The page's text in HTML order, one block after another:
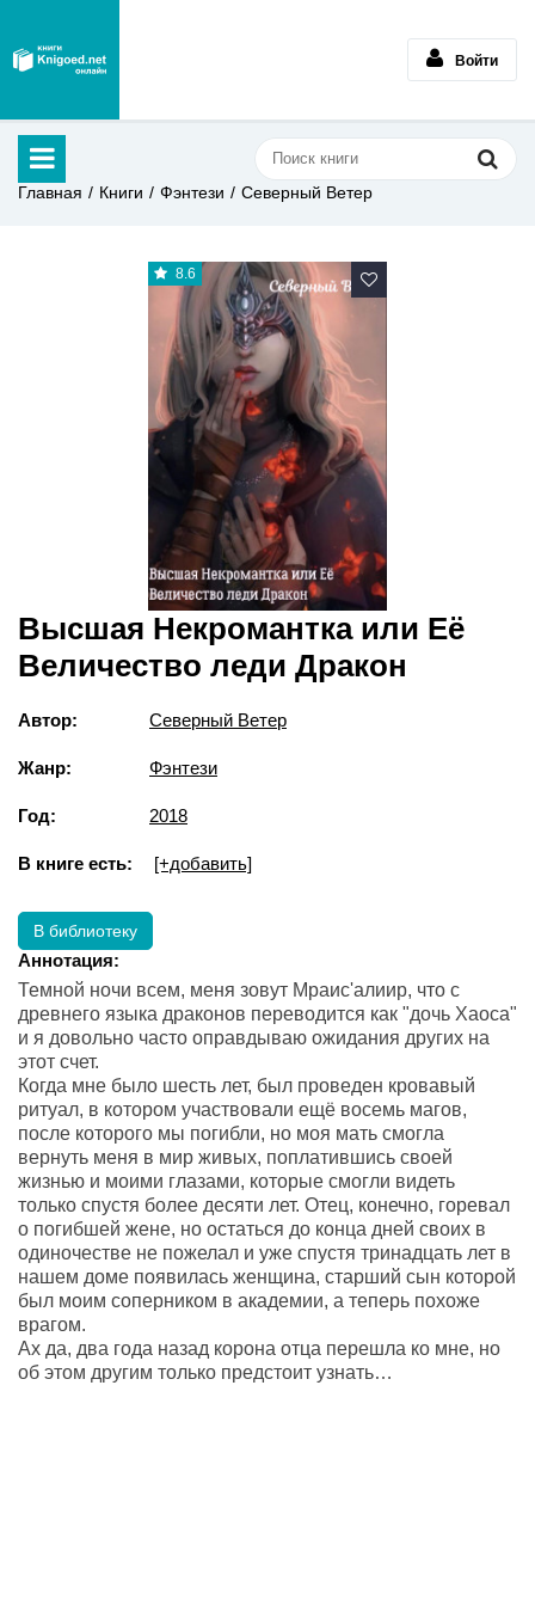
Войти
Главная Книги Фэнтези Северный Ветер
8.6
Высшая Некромантка или Её
Величество леди Дракон
Автор: Северный Ветер
Жанр: Фэнтези
Год: 2018
В книге есть: [+добавить]
В библиотеку
Аннотация:
Темной ночи всем, меня зовут Мраис'алиир, что с
древнего языка драконов переводится как "дочь Хаоса"
и я довольно часто оправдываю ожидания других на
этот счет.
Когда мне было шесть лет, был проведен кровавый
ритуал, в котором участвовали ещё восемь магов,
после которого мы погибли, но моя мать смогла
вернуть меня в мир живых, поплатившись своей
жизнью и моими глазами, которые смогли видеть
только спустя более десяти лет. Отец, конечно, горевал
о погибшей жене, но остаться до конца дней своих в
одиночестве не пожелал и уже спустя тринадцать лет в
нашем доме появилась женщина, старший сын которой
был моим соперником в академии, а теперь похоже
врагом.
Ах да, два года назад корона отца перешла ко мне, но
об этом другим только предстоит узнать…